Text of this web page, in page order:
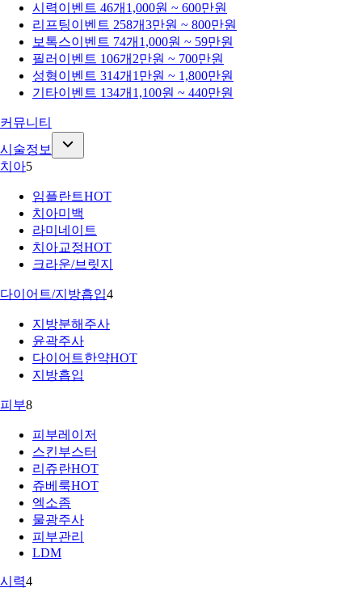
시력이벤트 46개 1,000원 ~ 600만원
리프팅이벤트 258개3만원 ~ 800만원
보톡스이벤트 74개 1,000원 ~ 59만원
필러 이벤트 106개 2만원 ~ 700만원
성형이벤트 314개 1만원 ~ 1,800만원
기타이벤트 134개 1,100원 ~ 440만원
커뮤니티
시술정보
치아5
임플란트HOT
치아미백
라미네이트
치아교정HOT
크라운/브릿지
다이어트/지방흡입4
지방분해주사
윤곽주사
다이어트한약HOT
지방흡입
피부8
피부레이저
스킨부스터
리쥬란HOT
쥬베룩HOT
엑소좀
물광주사
피부관리
LDM
시력4